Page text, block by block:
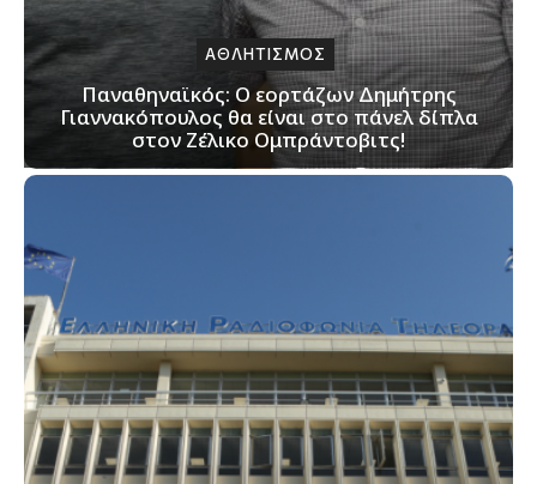
ΑΘΛΗΤΙΣΜΟΣ
Παναθηναϊκός: Ο εορτάζων Δημήτρης
Γιαννακόπουλος θα είναι στο πάνελ δίπλα
στον Ζέλικο Ομπράντοβιτς!